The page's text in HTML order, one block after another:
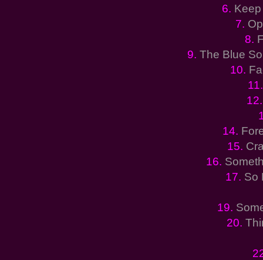
6. Keep
7.
8.
9. The Blue
10.
14.
15.
16.
17. So
19.
20.